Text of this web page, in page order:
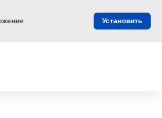
Установить